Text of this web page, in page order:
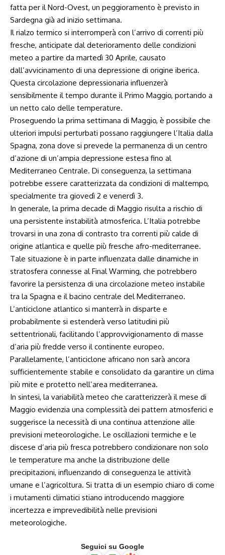
fatta per il Nord-Ovest, un peggioramento è previsto in
Sardegna già ad inizio settimana.
Il rialzo termico si interromperà con l’arrivo di correnti più
fresche, anticipate dal deterioramento delle condizioni
meteo a partire da martedì 30 Aprile, causato
dall’avvicinamento di una depressione di origine iberica.
Questa circolazione depressionaria influenzerà
sensibilmente il tempo durante il Primo Maggio, portando a
un netto calo delle temperature.
Proseguendo la prima settimana di Maggio, è possibile che
ulteriori impulsi perturbati possano raggiungere l’Italia dalla
Spagna, zona dove si prevede la permanenza di un centro
d’azione di un’ampia depressione estesa fino al
Mediterraneo Centrale. Di conseguenza, la settimana
potrebbe essere caratterizzata da condizioni di maltempo,
specialmente tra giovedì 2 e venerdì 3.
In generale, la prima decade di Maggio risulta a rischio di
una persistente instabilità atmosferica. L’Italia potrebbe
trovarsi in una zona di contrasto tra correnti più calde di
origine atlantica e quelle più fresche afro-mediterranee.
Tale situazione è in parte influenzata dalle dinamiche in
stratosfera connesse al Final Warming, che potrebbero
favorire la persistenza di una circolazione meteo instabile
tra la Spagna e il bacino centrale del Mediterraneo.
L’anticiclone atlantico si manterrà in disparte e
probabilmente si estenderà verso latitudini più
settentrionali, facilitando l’approvvigionamento di masse
d’aria più fredde verso il continente europeo.
Parallelamente, l’anticiclone africano non sarà ancora
sufficientemente stabile e consolidato da garantire un clima
più mite e protetto nell’area mediterranea.
In sintesi, la variabilità meteo che caratterizzerà il mese di
Maggio evidenzia una complessità dei pattern atmosferici e
suggerisce la necessità di una continua attenzione alle
previsioni meteorologiche. Le oscillazioni termiche e le
discese d’aria più fresca potrebbero condizionare non solo
le temperature ma anche la distribuzione delle
precipitazioni, influenzando di conseguenza le attività
umane e l’agricoltura. Si tratta di un esempio chiaro di come
i mutamenti climatici stiano introducendo maggiore
incertezza e imprevedibilità nelle previsioni
meteorologiche.
Seguici su Google